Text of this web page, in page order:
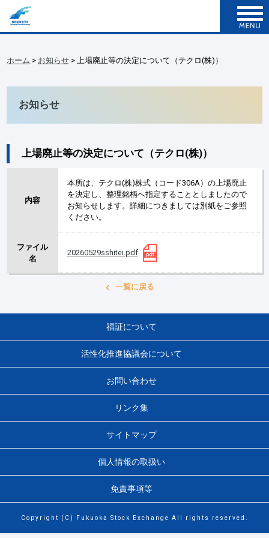
ホーム > お知らせ > 上場廃止等の決定について（テクロ(株)）
お知らせ
上場廃止等の決定について（テクロ(株)）
内容
本所は、テクロ(株)株式（コード306A）の上場廃止
を決定し、整理銘柄へ指定することとしましたので
お知らせします。詳細につきましては別紙をご参照
ください。
ファイル
名
20260529sshitei.pdf
一覧に戻る
福証について
活性化推進協議会について
お問い合わせ
リンク集
サイトマップ
個人情報の取扱い
免責事項等
Copyright (C) Fukuoka Stock Exchange All rights reserved.